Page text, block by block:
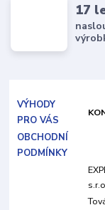
17
VÝHODY
PRO VÁS
OBCHODNÍ
PODMÍNKY